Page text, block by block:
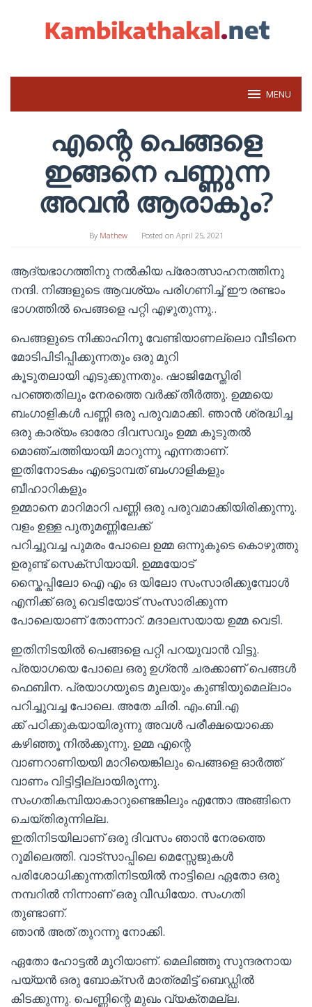
MENU
എന്റെ പെങ്ങളെ
ഇങ്ങനെ പണ്ണുന്ന
അവൻ ആരാകും?
By Mathew Posted on April 25, 2021
ആദ്യഭാഗത്തിനു നൽകിയ പ്രോത്സാഹനത്തിനു
നന്ദി. നിങ്ങളുടെ ആവശ്യം പരിഗണിച്ച് ഈ രണ്ടാം
ഭാഗത്തിൽ പെങ്ങളെ പറ്റി എഴുതുന്നു..
പെങ്ങളുടെ നിക്കാഹിനു വേണ്ടിയാണല്ലൊ വീടിനെ
മോടിപിടിപ്പിക്കുന്നതും ഒരു മുറി
കൂടുതലായി എടുക്കുന്നതും. ഷാജിമേസ്തിരി
പറഞ്ഞതിലും നേരത്തെ വർക്ക് തീർത്തു. ഉമ്മയെ
ബംഗാളികൾ പണ്ണി ഒരു പരുവമാക്കി. ഞാൻ ശ്രദ്ധിച്ച
ഒരു കാര്യം ഓരോ ദിവസവും ഉമ്മ കൂടുതൽ
മൊഞ്ചത്തിയായി മാറുന്നു എന്നതാണ്.
ഇതിനോടകം എട്ടൊമ്പത് ബംഗാളികളും
ബീഹാറികളും
ഉമ്മാനെ മാറിമാറി പണ്ണി ഒരു പരുവമാക്കിയിരിക്കുന്നു.
വളം ഉള്ള പുതുമണ്ണിലേക്ക്
പറിച്ചുവച്ച പൂമരം പോലെ ഉമ്മ ഒന്നുകൂടെ കൊഴുത്തു
ഉരുണ്ട് സെക്സിയായി. ഉമ്മയോട്
സ്കൈപ്പിലോ ഐ എം ഒ യിലോ സംസാരിക്കുമ്പോൾ
എനിക്ക് ഒരു വെടിയോട് സംസാരിക്കുന്ന
പോലെയാണ് തോന്നാറ്. മദാലസയായ ഉമ്മ വെടി.
ഇതിനിടയിൽ പെങ്ങളെ പറ്റി പറയുവാൻ വിട്ടു.
പ്രയാഗയെ പോലെ ഒരു ഉഗ്രൻ ചരക്കാണ് പെങ്ങൾ
ഫെബിന. പ്രയാഗയുടെ മുലയും കുണ്ടിയുമെല്ലാം
പറിച്ചുവച്ച പോലെ. അതേ ചിരി. എം.ബി.എ
ക്ക് പഠിക്കുകയായിരുന്നു അവൾ പരീക്ഷയൊക്കെ
കഴിഞ്ഞൂ നിൽക്കുന്നു. ഉമ്മ എന്റെ
വാണറാണിയയി മാറിയെങ്കിലും പെങ്ങളെ ഓർത്ത്
വാണം വിട്ടിട്ടില്ലായിരുന്നു.
സംഗതികമ്പിയാകാറുണ്ടെങ്കിലും എന്തോ അങ്ങിനെ
ചെയ്തിരുന്നില്ല.
ഇതിനിടയിലാണ് ഒരു ദിവസം ഞാൻ നേരത്തെ
റൂമിലെത്തി. വാട്സാപ്പിലെ മെസ്സേജുകൾ
പരിശോധിക്കുന്നതിനിടയിൽ നാട്ടിലെ ഏതോ ഒരു
നമ്പറിൽ നിന്നാണ് ഒരു വീഡിയോ. സംഗതി
തുണ്ടാണ്.
ഞാൻ അത് തുറന്നു നോക്കി.
ഏതോ ഹോട്ടൽ മുറിയാണ്. മെലിഞ്ഞു സുന്ദരനായ
പയ്യൻ ഒരു ബോക്സർ മാത്രമിട്ട് ബെഡ്ഡിൽ
കിടക്കുന്നു. പെണ്ണിന്റെ മുഖം വ്യക്തമല്ല.